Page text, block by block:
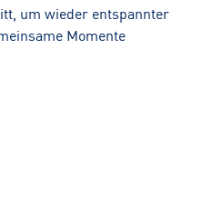
um wieder entspannter
Momente